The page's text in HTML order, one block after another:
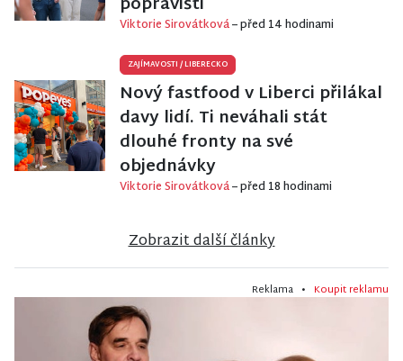
Viktorie Sirovátková– před 14 hodinami
ZAJÍMAVOSTI /LIBERECKO
Nový fastfood v Liberci přilákal
davy lidí. Ti neváhali stát
dlouhé fronty na své
objednávky
Viktorie Sirovátková– před 18 hodinami
Zobrazit další články
Reklama • Koupit reklamu